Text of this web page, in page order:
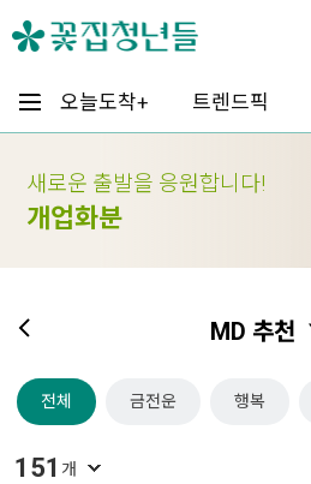
오늘도착+ 트렌드픽
새로운 출발을 응원합니다!
개업화분
MD 추천
전체 금전운 행복
151 개